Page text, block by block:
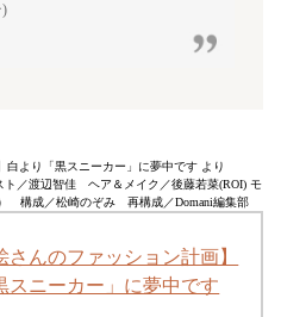
)
白より「黒スニーカー」に夢中です より
／渡辺智佳 ヘア＆メイク／後藤若菜(ROI) モ
構成／松崎のぞみ 再構成／Domani編集部
さんのファッション計画】
スニーカー」に夢中です